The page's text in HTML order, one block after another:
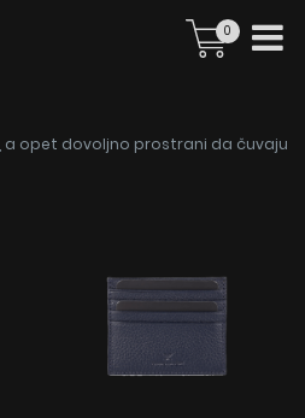
0
a opet dovoljno prostrani da čuvaju